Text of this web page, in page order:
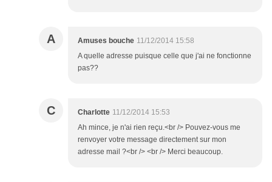
A Amuses bouche 11/12/2014 15:58
A quelle adresse puisque celle que j'ai ne fonctionne
pas??
C Charlotte 11/12/2014 15:53
Ah mince, je n'ai rien reçu.<br /> Pouvez-vous me
renvoyer votre message directement sur mon
adresse mail ?<br /> <br /> Merci beaucoup.